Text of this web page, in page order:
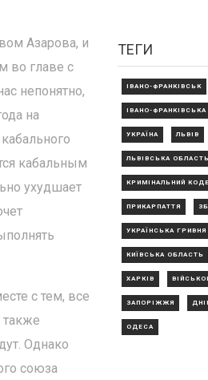
Азарова, и
во главе с
непонятно,
на
кабальным
ухудшает
с тем, все
также
Однако
союза
ТЕГИ
ІВАНО-ФРАНКІВСЬК
ІВАНО-
УКРАЇНА ЛЬВІВ
ЛЬВІВСЬКА ОБЛАСТЬ
КРИМІНАЛЬНИЙ
ПРИКАРПАТТЯ
УКРАЇНСЬКА ГРИВНЯ
КИЇВСЬКА ОБЛАСТЬ
ХАРКІВ
ЗАПОРІЖЖЯ
ОДЕСА